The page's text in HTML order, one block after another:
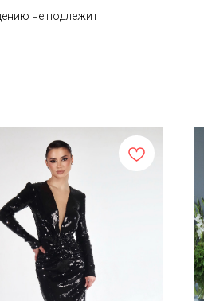
не подлежит